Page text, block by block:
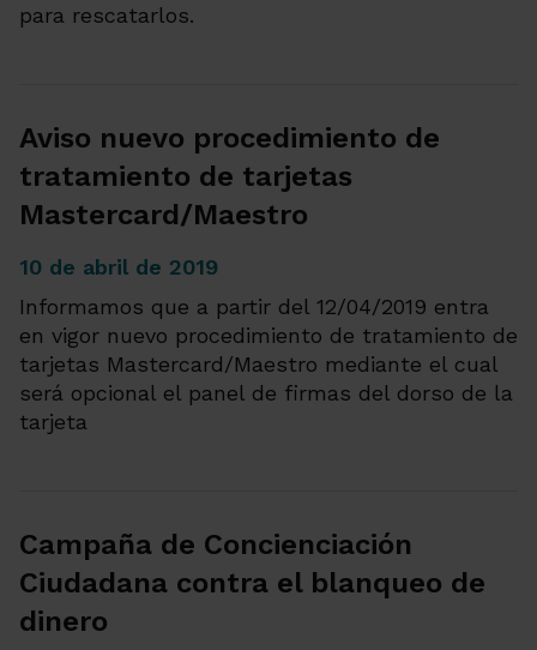
para rescatarlos.
Aviso nuevo procedimiento de
tratamiento de tarjetas
Mastercard/Maestro
10 de abril de 2019
Informamos que a partir del 12/04/2019 entra
en vigor nuevo procedimiento de tratamiento de
tarjetas Mastercard/Maestro mediante el cual
será opcional el panel de firmas del dorso de la
tarjeta
Campaña de Concienciación
Ciudadana contra el blanqueo de
dinero